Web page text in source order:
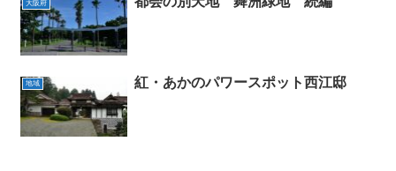
大阪府
地域 紅・あかのパワースポット西江邸